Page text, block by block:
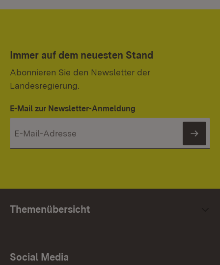
Immer auf dem neuesten Stand
Abonnieren Sie den Newsletter der
Landesregierung.
E-Mail zur Newsletter-Anmeldung
Themenübersicht
Social Media